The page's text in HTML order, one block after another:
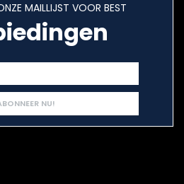
MAILLIJST VOOR BEST